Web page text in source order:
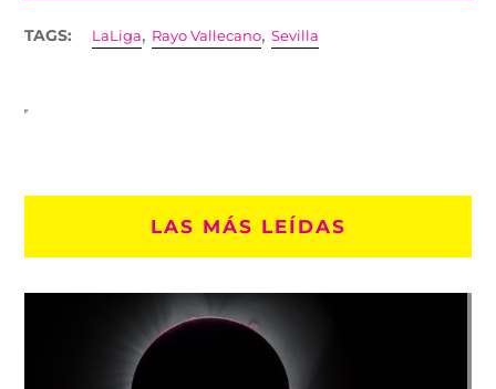
TAGS: LaLiga, Rayo Vallecano,Sevilla
LAS MÁS LEÍDAS